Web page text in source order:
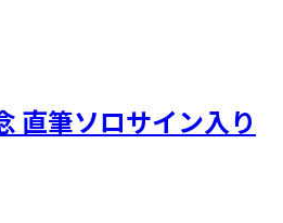
直筆ソロサイン入り